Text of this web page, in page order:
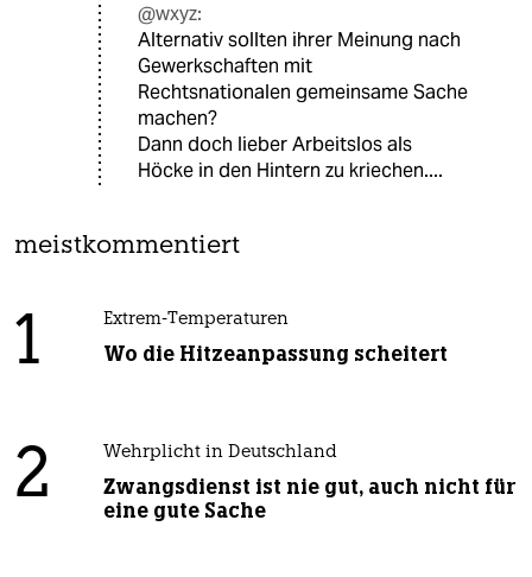
@wxyz:
Alternativ sollten ihrer Meinung nach
Gewerkschaften mit
Rechtsnationalen gemeinsame Sache
machen?
Dann doch lieber Arbeitslos als
Höcke in den Hintern zu kriechen....
meistkommentiert
1 Extrem-Temperaturen
Wo die Hitzeanpassung scheitert
2 Wehrplicht in Deutschland
Zwangsdienst ist nie gut, auch nicht für
eine gute Sache